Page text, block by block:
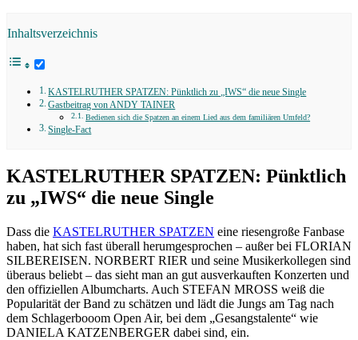
Inhaltsverzeichnis
KASTELRUTHER SPATZEN: Pünktlich zu „IWS“ die neue Single
Gastbeitrag von ANDY TAINER
Bedienen sich die Spatzen an einem Lied aus dem familiären Umfeld?
Single-Fact
KASTELRUTHER SPATZEN: Pünktlich
zu „IWS“ die neue Single
Dass die KASTELRUTHER SPATZEN eine riesengroße Fanbase
haben, hat sich fast überall herumgesprochen – außer bei FLORIAN
SILBEREISEN. NORBERT RIER und seine Musikerkollegen sind
überaus beliebt – das sieht man an gut ausverkauften Konzerten und
den offiziellen Albumcharts. Auch STEFAN MROSS weiß die
Popularität der Band zu schätzen und lädt die Jungs am Tag nach
dem Schlagerbooom Open Air, bei dem „Gesangstalente“ wie
DANIELA KATZENBERGER dabei sind, ein.